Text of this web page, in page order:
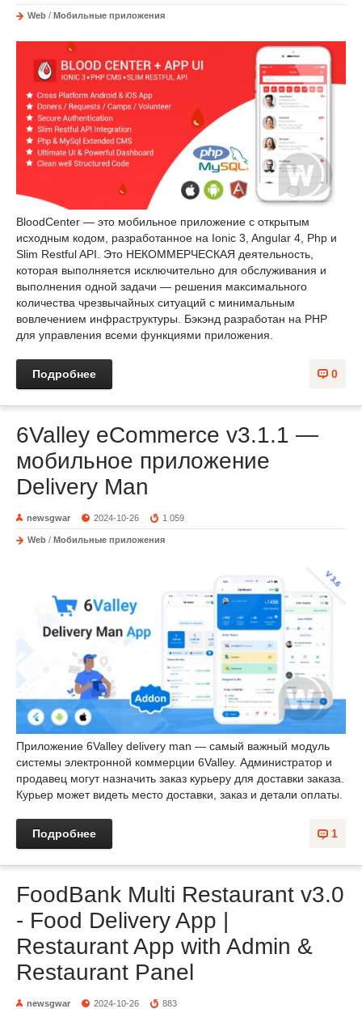
Web / Мобильные приложения
BloodCenter — это мобильное приложение с открытым
исходным кодом, разработанное на Ionic 3, Angular 4, Php и
Slim Restful API. Это НЕКОММЕРЧЕСКАЯ деятельность,
которая выполняется исключительно для обслуживания и
выполнения одной задачи — решения максимального
количества чрезвычайных ситуаций с минимальным
вовлечением инфраструктуры. Бэкэнд разработан на PHP
для управления всеми функциями приложения.
0
Подробнее
6Valley eCommerce v3.1.1 —
мобильное приложение
Delivery Man
newsgwar 2024-10-26 1 059
Web / Мобильные приложения
Приложение 6Valley delivery man — самый важный модуль
системы электронной коммерции 6Valley. Администратор и
продавец могут назначить заказ курьеру для доставки заказа.
Курьер может видеть место доставки, заказ и детали оплаты.
1
Подробнее
FoodBank Multi Restaurant v3.0
- Food Delivery App |
Restaurant App with Admin &
Restaurant Panel
newsgwar 2024-10-26 883